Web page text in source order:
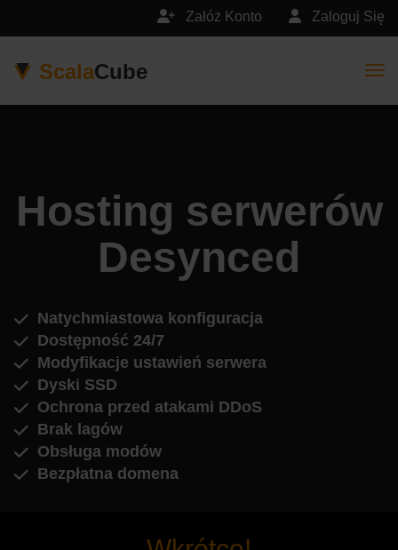
Zaloguj Się
Załóż Konto
ScalaCube
Hosting serwerów
Desynced
Natychmiastowa konfiguracja
Dostępność 24/7
Modyfikacje ustawień serwera
Dyski SSD
Ochrona przed atakami DDoS
Brak lagów
Obsługa modów
Bezpłatna domena